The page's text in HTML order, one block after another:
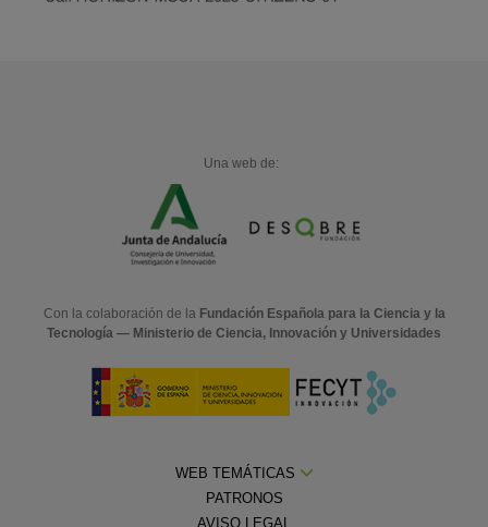
Una web de:
Con la colaboración de la Fundación Española para la Ciencia y la
Tecnología — Ministerio de Ciencia, Innovación y Universidades
WEB TEMÁTICAS
PATRONOS
AVISO LEGAL